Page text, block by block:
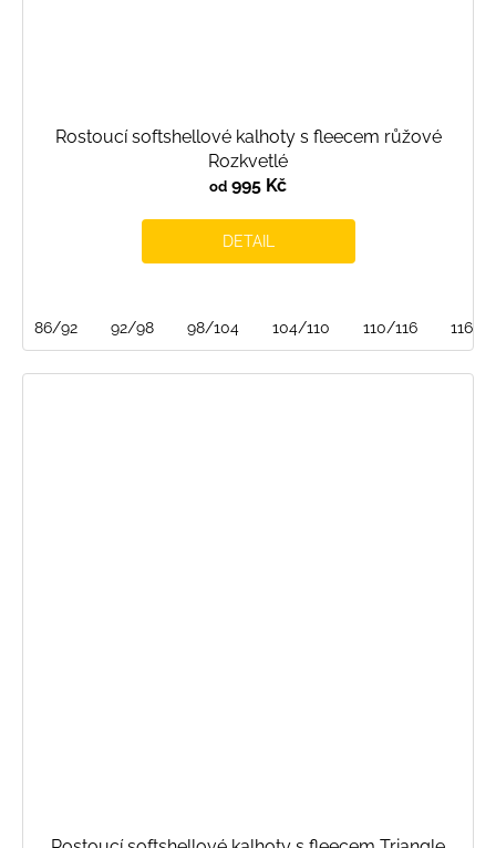
Rostoucí softshellové kalhoty s fleecem růžové
Rozkvetlé
od 995 Kč
DETAIL
86/92 92/98 98/104 104/110 110/116 116/